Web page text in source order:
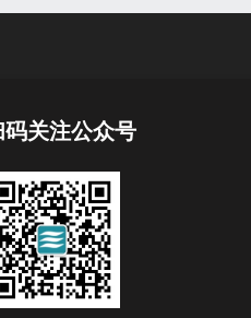
码关注公众号